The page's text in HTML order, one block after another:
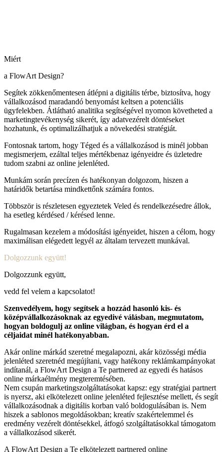
Miért
a FlowArt Design?
Segítek zökkenőmentesen átlépni a digitális térbe, biztosítva, hogy
vállalkozásod maradandó benyomást keltsen a potenciális
ügyfelekben. Átlátható analitika segítségével nyomon követheted a
marketingtevékenység sikerét, így adatvezérelt döntéseket
hozhatunk, és optimalizálhatjuk a növekedési stratégiát.
Fontosnak tartom, hogy Téged és a vállalkozásod is minél jobban
megismerjem, ezáltal teljes mértékbenaz igényeidre és üzletedre
tudom szabni az online jelenléted.
Munkám során precízen és hatékonyan dolgozom, hiszen a
határidők betartása mindkettőnk számára fontos.
Többször is részletesen egyeztetek Veled és rendelkezésedre állok,
ha esetleg kérdésed / kérésed lenne.
Rugalmasan kezelem a módosítási igényeidet, hiszen a célom, hogy
maximálisan elégedett legyél az általam tervezett munkával.
Dolgozzunk együtt!
Dolgozzunk együtt,
vedd fel velem a kapcsolatot!
Szenvedélyem, hogy segítsek a hozzád hasonló kis- és
középvállalkozásoknak az egyedivé válásban, megmutatom,
hogyan boldogulj az online világban, és hogyan érd el a
céljaidat minél hatékonyabban.
Akár online márkád szeretné megalapozni, akár közösségi média
jelenléted szeretnéd megújítani, vagy hatékony reklámkampányokat
indítanál, a FlowArt Design a Te partnered az egyedi és hatásos
online márkaélmény megteremtésében.
Nem csupán marketingszolgáltatásokat kapsz: egy stratégiai partnert
is nyersz, aki elkötelezett online jelenléted fejlesztése mellett, és segít
vállalkozásodnak a digitális korban való boldogulásában is. Nem
hiszek a sablonos megoldásokban; kreatív szakértelemmel és
eredmény vezérelt döntésekkel, átfogó szolgáltatásokkal támogatom
a vállalkozásod sikerét.
A FlowArt Design a Te elkötelezett partnered online